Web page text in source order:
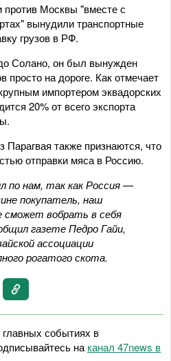
Москвы "вместе с
вынудили транспортные
грузов в РФ.
Солано, он был вынужден
просто на дороге. Как отмечает
импортером эквадорских
20% от всего экспорта
Парагвая также признаются, что
отправки мяса в Россию.
по нам, так как Россия —
покупатель, наш
сможет вобрать в себя
газете Педро Гайи,
ассоциации
рогатого скота.
событиях в
на канал 47news в